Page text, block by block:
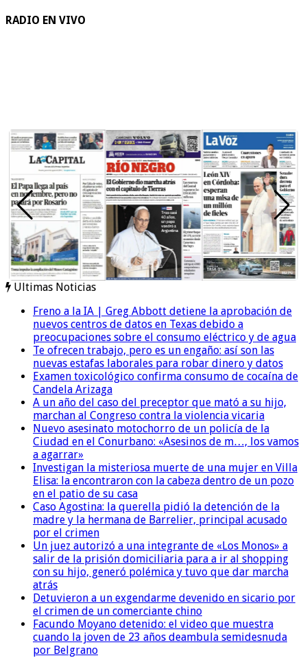
RADIO EN VIVO
Ultimas Noticias
Freno a la IA | Greg Abbott detiene la aprobación de
nuevos centros de datos en Texas debido a
preocupaciones sobre el consumo eléctrico y de agua
Te ofrecen trabajo, pero es un engaño: así son las
nuevas estafas laborales para robar dinero y datos
Examen toxicológico confirma consumo de cocaína de
Candela Arizaga
A un año del caso del preceptor que mató a su hijo,
marchan al Congreso contra la violencia vicaria
Nuevo asesinato motochorro de un policía de la
Ciudad en el Conurbano: «Asesinos de m…, los vamos
a agarrar»
Investigan la misteriosa muerte de una mujer en Villa
Elisa: la encontraron con la cabeza dentro de un pozo
en el patio de su casa
Caso Agostina: la querella pidió la detención de la
madre y la hermana de Barrelier, principal acusado
por el crimen
Un juez autorizó a una integrante de «Los Monos» a
salir de la prisión domiciliaria para a ir al shopping
con su hijo, generó polémica y tuvo que dar marcha
atrás
Detuvieron a un exgendarme devenido en sicario por
el crimen de un comerciante chino
Facundo Moyano detenido: el video que muestra
cuando la joven de 23 años deambula semidesnuda
por Belgrano